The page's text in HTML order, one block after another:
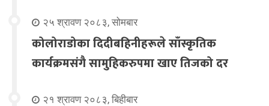
२५ श्रावण २०८३, सोमबार
कोलोराडोका दिदीबहिनीहरूले साँस्कृतिक
कार्यक्रमसंगै सामुहिकरुपमा खाए तिजको दर
२१ श्रावण २०८३, बिहीबार